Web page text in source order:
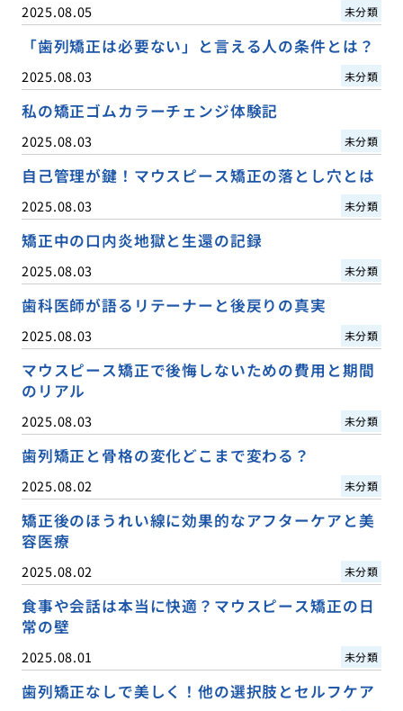
2025.08.05 未分類
「歯列矯正は必要ない」と言える人の条件とは？
2025.08.03 未分類
私の矯正ゴムカラーチェンジ体験記
2025.08.03 未分類
自己管理が鍵！マウスピース矯正の落とし穴とは
2025.08.03 未分類
矯正中の口内炎地獄と生還の記録
2025.08.03 未分類
歯科医師が語るリテーナーと後戻りの真実
2025.08.03 未分類
マウスピース矯正で後悔しないための費用と期間
のリアル
2025.08.03 未分類
歯列矯正と骨格の変化どこまで変わる？
2025.08.02 未分類
矯正後のほうれい線に効果的なアフターケアと美
容医療
2025.08.02 未分類
食事や会話は本当に快適？マウスピース矯正の日
常の壁
2025.08.01 未分類
歯列矯正なしで美しく！他の選択肢とセルフケア